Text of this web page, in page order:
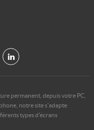
permanent, depuis votre PC,
notre site s'adapte
types d'écrans